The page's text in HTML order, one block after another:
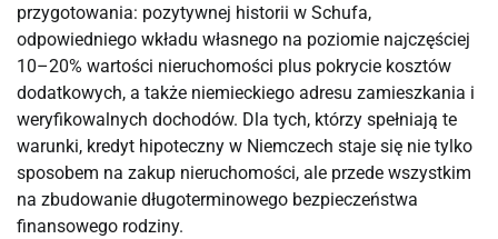
przygotowania: pozytywnej historii w Schufa,
odpowiedniego wkładu własnego na poziomie najczęściej
10–20% wartości nieruchomości plus pokrycie kosztów
dodatkowych, a także niemieckiego adresu zamieszkania i
weryfikowalnych dochodów. Dla tych, którzy spełniają te
warunki, kredyt hipoteczny w Niemczech staje się nie tylko
sposobem na zakup nieruchomości, ale przede wszystkim
na zbudowanie długoterminowego bezpieczeństwa
finansowego rodziny.